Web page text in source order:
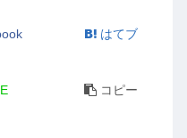
はてブ
コピー